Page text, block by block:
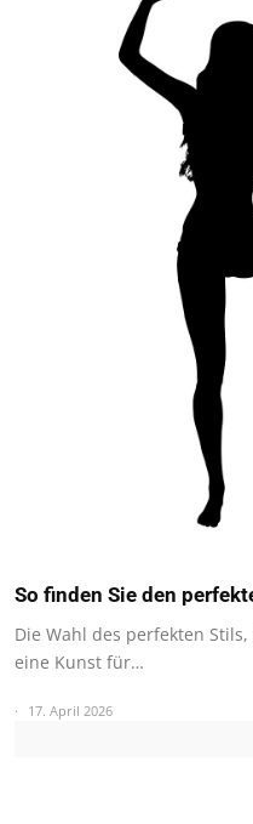
So finden Sie den
Die Wahl des perfekten
eine Kunst für…
17. April 2026